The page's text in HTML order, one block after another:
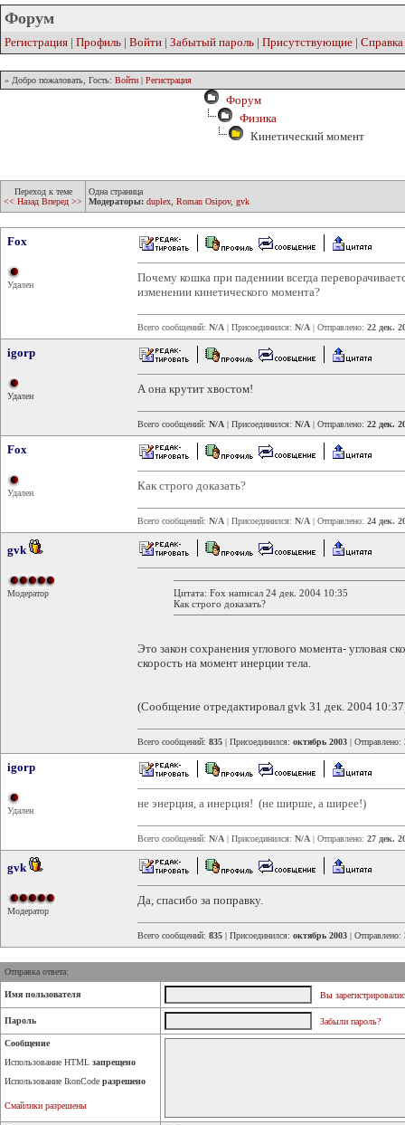
Форум
Регистрация | Профиль | Войти | Забытый пароль | Присутствующие | Справка
» Добро пожаловать, Гость: Войти | Регистрация
Форум
Физика
Кинетический момент
Переход к теме
<< Назад Вперед >>
Одна страница
Модераторы: duplex Roman Osipov, gvk
Fox
Удален
Почему кошка при падениии всегда
изменении кинетического момента?
Всего сообщений: N/A | Присоединился: N/A | Отправлено: 22 дек.
igorp
Удален
А она крутит хвостом!
Всего сообщений: N/A | Присоединился: N/A | Отправлено: 22 дек.
Fox
Удален
Как строго доказать?
Всего сообщений: N/A | Присоединился: N/A | Отправлено: 24 дек.
gvk
Модератор
Цитата: Fox написал 24 дек. 2004 10:35
Как строго доказать?
Это закон сохранения углового момента- угловая
скорость на момент инерции тела.
(Сообщение отредактировал gvk 31 дек. 2004
Всего сообщений: 835 | Присоединился: октябрь 2003 | Отправлено:
igorp
Удален
не энерция, а инерция! (не ширше, а ширее!)
Всего сообщений: N/A | Присоединился: N/A | Отправлено: 27 дек.
gvk
Модератор
Да, спасибо за поправку.
Всего сообщений: 835 | Присоединился: октябрь 2003 | Отправлено:
Отправка ответа:
Имя пользователя Вы
Пароль Забыли пароль?
Сообщение
Использование HTML запрещено
Использование IkonCode разрешено
Смайлики разрешены